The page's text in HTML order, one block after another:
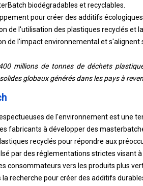
biodégradables et recyclables.
pour créer des additifs
de l'utilisation des plastiques recyclés et
de l'impact environnemental et s'alignent
millions de tonnes de déchets
globaux générés dans les pays à
de l'environnement est une
fabricants à développer des
recyclés pour répondre aux
par des réglementations strictes visant
consommateurs vers les produits plus
recherche pour créer des additifs